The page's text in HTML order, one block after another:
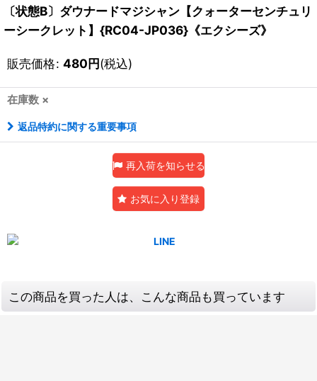
〔状態B〕ダウナードマジシャン【クォーターセンチュリ
ーシークレット】{RC04-JP036}《エクシーズ》
販売価格: 480円(税込)
在庫数 ×
返品特約に関する重要事項
再入荷を知らせる
お気に入り登録
この商品を買った人は、こんな商品も買っています